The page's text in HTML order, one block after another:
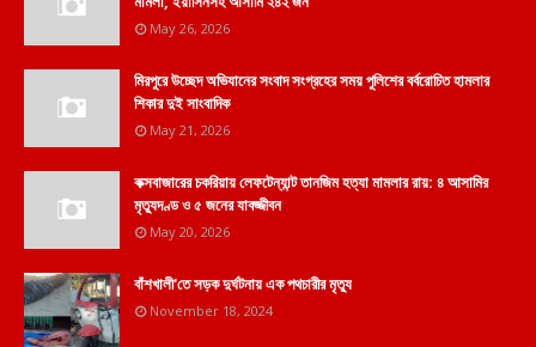
May 26, 2026
মিরপুরে উচ্ছেদ অভিযানের সংবাদ সংগ্রহের সময় পুলিশের বর্বরোচিত হামলার
শিকার দুই সাংবাদিক
May 21, 2026
কক্সবাজারের চকরিয়ায় লেফটেন্যান্ট তানজিম হত্যা মামলার রায়: ৪ আসামির
মৃত্যুদণ্ড ও ৫ জনের যাবজ্জীবন
May 20, 2026
বাঁশখালী'তে সড়ক দুর্ঘটনায় এক পথচারীর মৃত্যু
November 18, 2024